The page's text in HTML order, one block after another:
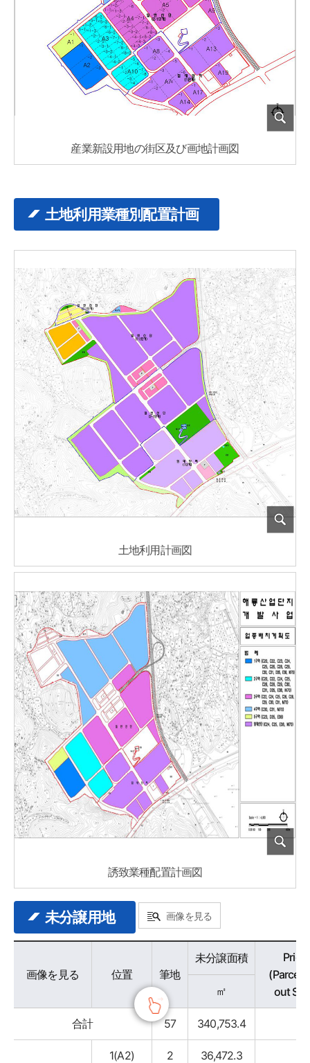
産業新設用地の街区及び画地計画図
土地利用業種別配置計画
土地利用計画図
誘致業種配置計画図
未分譲用地 画像を見る
분양가능용지 - 구분, 위치, 필지, 미분양면적, 조성won가, 비고 정보 제공
画像を見る 位置 筆地
未分譲面積
Price
out
㎡
合計 57 340,753.4
1(A2) 2 36,472.3